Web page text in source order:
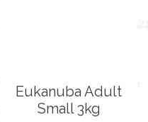
Eukanuba Adult
Small 3kg